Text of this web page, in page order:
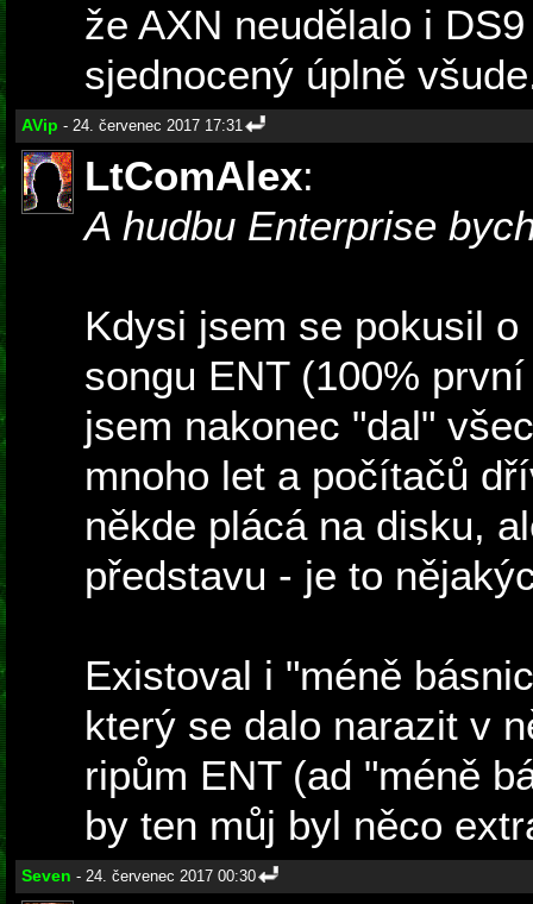
že AXN neudělalo i
sjednocený úplně
AVip - 24. červenec 2017 17:31
LtComAlex:
A hudbu Enterprise
Kdysi jsem se pokusil
songu ENT (100%
jsem nakonec "dal"
mnoho let a počítačů
někde plácá na disku,
představu - je to
Existoval i "méně
který se dalo narazit v
ripům ENT (ad "méně
by ten můj byl něco
Seven - 24. červenec 2017 00:30